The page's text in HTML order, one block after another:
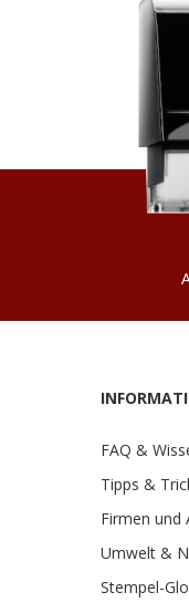
FAQ &
Tipps &
Firmen und
Umwelt &
Stempel-